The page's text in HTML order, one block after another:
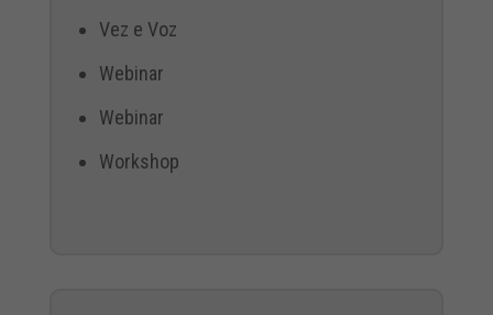
Vez e Voz
Webinar
Webinar
Workshop